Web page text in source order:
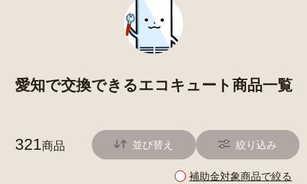
愛知で交換できるエコキュート商品一覧
321商品 並び替え 絞り込み
補助金対象商品で絞る